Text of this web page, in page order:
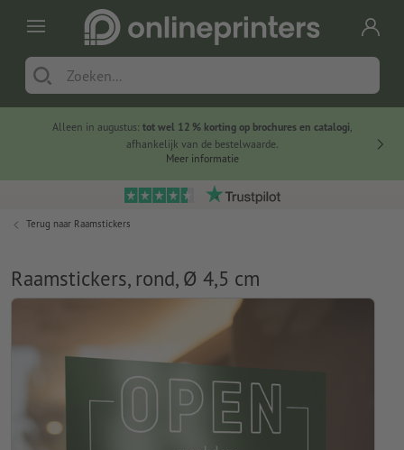
Alleen in augustus: tot wel 12 % korting op brochures en catalogi,
afhankelijk van de bestelwaarde.
Meer informatie
Terug naar Raamstickers
Raamstickers, rond, Ø 4,5 cm